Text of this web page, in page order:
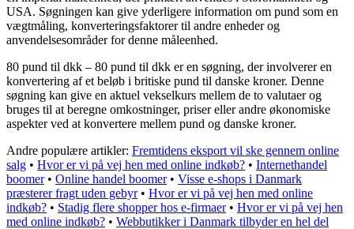
USA. Søgningen kan give yderligere information om pund som en
vægtmåling, konverteringsfaktorer til andre enheder og
anvendelsesområder for denne måleenhed.
80 pund til dkk – 80 pund til dkk er en søgning, der involverer en
konvertering af et beløb i britiske pund til danske kroner. Denne
søgning kan give en aktuel vekselkurs mellem de to valutaer og
bruges til at beregne omkostninger, priser eller andre økonomiske
aspekter ved at konvertere mellem pund og danske kroner.
Andre populære artikler: Fremtidens eksport vil ske gennem online
salg • Hvor er vi på vej hen med online indkøb? • Internethandel
boomer• Online handel boomer• Visse e-shops i Danmark
præsterer fragt uden gebyr• Hvor er vi på vej hen med online
indkøb? • Stadig flere shopper hos e-firmaer• Hvor er vi på vej hen
med online indkøb? • Webbutikker i Danmark tilbyder en hel del